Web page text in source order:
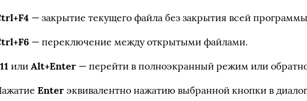
— закрытие текущего файла без закрытия всей
— переключение между открытыми файлами.
илиAlt+Enter — перейти в полноэкранный режим или
Enter эквивалентно нажатию выбранной кнопки в